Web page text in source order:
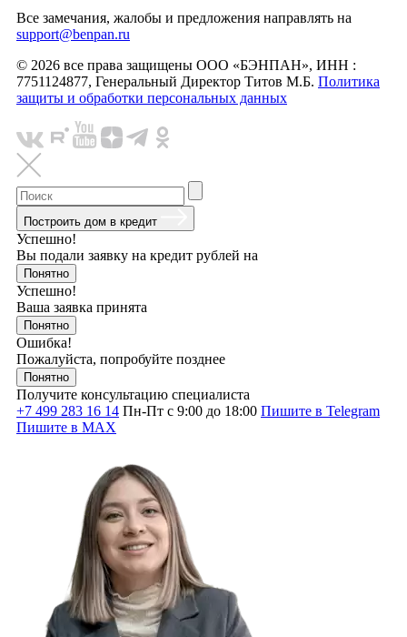
Все замечания, жалобы и предложения направлять на
support@benpan.ru
© 2026 все права защищены ООО «БЭНПАН», ИНН :
7751124877, Генеральный Директор Титов М.Б. Политика
защиты и обработки персональных данных
Построить дом в кредит
Успешно!
Вы подали заявку на кредит рублей на
Понятно
Успешно!
Ваша заявка принята
Понятно
Ошибка!
Пожалуйста, попробуйте позднее
Понятно
Получите консультацию специалиста
+7 499 283 16 14 Пн-Пт с 9:00 до 18:00 Пишите в Telegram
Пишите в MAX